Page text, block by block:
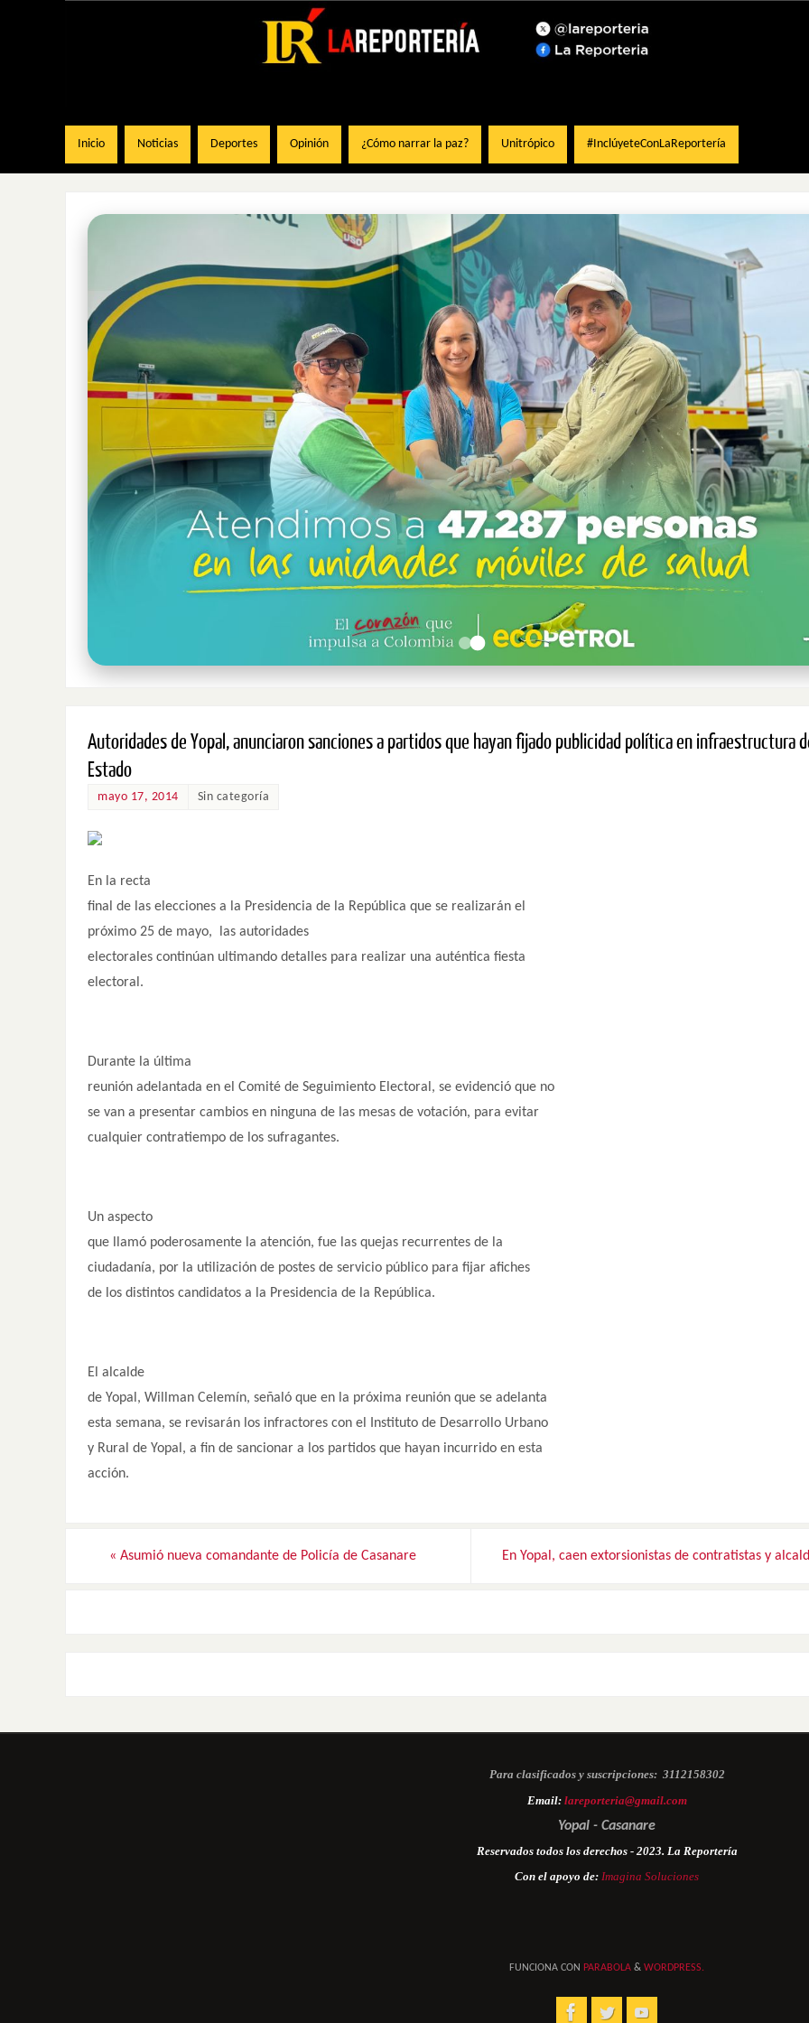
Inicio Noticias Deportes Opinión ¿Cómo narrar la paz? Unitrópico #InclúyeteConLaReportería
Autoridades de Yopal, anunciaron sanciones a partidos que hayan fijado publicidad política en infraestructura
Estado
mayo 17, 2014 Sin categoría
En la recta
final de las elecciones a la Presidencia de la República que se realizarán el
próximo 25 de mayo, las autoridades
electorales continúan ultimando detalles para realizar una auténtica fiesta
electoral.
Durante la última
reunión adelantada en el Comité de Seguimiento Electoral, se evidenció que no
se van a presentar cambios en ninguna de las mesas de votación, para evitar
cualquier contratiempo de los sufragantes.
Un aspecto
que llamó poderosamente la atención, fue las quejas recurrentes de la
ciudadanía, por la utilización de postes de servicio público para fijar afiches
de los distintos candidatos a la Presidencia de la República.
El alcalde
de Yopal, Willman Celemín, señaló que en la próxima reunión que se adelanta
esta semana, se revisarán los infractores con el Instituto de Desarrollo Urbano
y Rural de Yopal, a fin de sancionar a los partidos que hayan incurrido en esta
acción.
« Asumió nueva comandante de Policía de Casanare En Yopal, caen extorsionistas de contratistas y
Para clasificados y suscripciones: 3112158302
Email: lareporteria@gmail.com
Yopal - Casanare
Reservados todos los derechos - 2023. La Reportería
Con el apoyo de: Imagina Soluciones
FUNCIONA CON PARABOLA & WORDPRESS.